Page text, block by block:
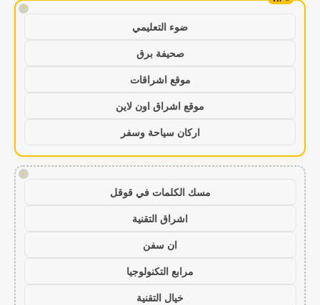
!
ضوء التعليمي
صحيفة برق
موقع اشراقات
موقع اشراق اون لاين
اركان سياحة وسفر
!
مسك الكلمات في قوقل
اشراق التقنية
ان سفن
مرابع التكنولوجيا
خيال التقنية